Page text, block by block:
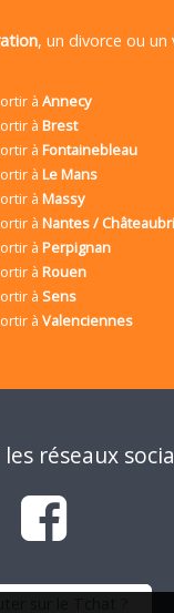
, un divorce ou
à Annecy
à Brest
à Fontainebleau
à Le Mans
à Massy
à Nantes /
à Perpignan
à Rouen
à Sens
à Valenciennes
réseaux